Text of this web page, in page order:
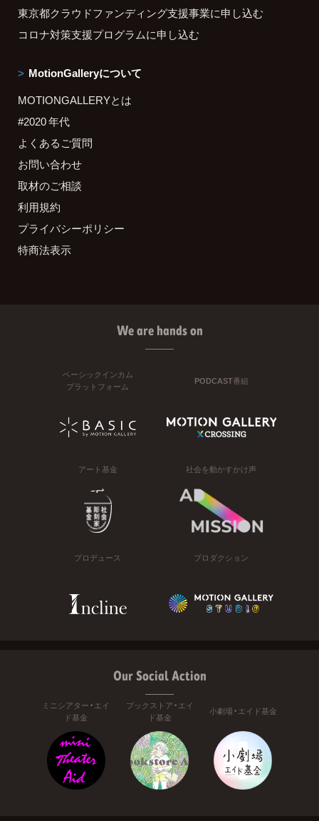
東京都クラウドファンディング支援事業に申し込む
コロナ対策支援プログラムに申し込む
MotionGalleryについて
MOTIONGALLERYとは
#2020 年代
よくあるご質問
お問い合わせ
取材のご相談
利用規約
プライバシーポリシー
特商法表示
We are hands on
ベーシックインカム
プラットフォーム
PODCAST番組
アート基金 社会を動かすかけ声
プロデュース プロダクション
Our Social Action
ミニシアター・エイ
ド基金
ブックストア・エイ
ド基金
小劇場・エイド基金